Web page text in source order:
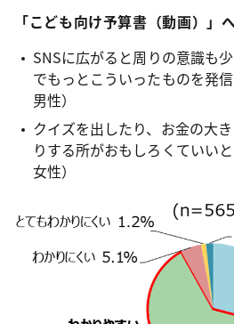
「こども向け予算書（動画）」
SNSに広がると周りの意識も
でもっとこういったものを発
男性）
クイズを出したり、お金の大
りする所がおもしろくていい
女性）